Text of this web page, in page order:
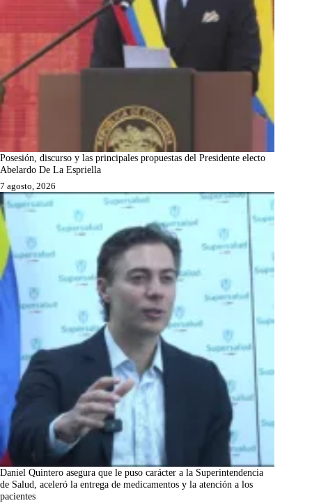
Posesión, discurso y las principales propuestas del Presidente electo
Abelardo De La Espriella
7 agosto, 2026
Daniel Quintero asegura que le puso carácter a la Superintendencia
de Salud, aceleró la entrega de medicamentos y la atención a los
pacientes